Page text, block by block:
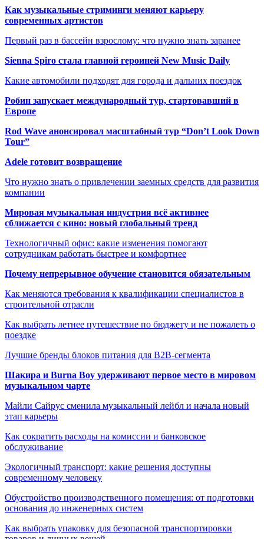
Как музыкальные стриминги меняют карьеру
современных артистов
Первый раз в бассейн взрослому: что нужно знать заранее
Sienna Spiro стала главной героиней New Music Daily
Какие автомобили подходят для города и дальних поездок
Робин запускает международный тур, стартовавший в
Европе
Rod Wave анонсировал масштабный тур “Don’t Look Down
Tour”
Adele готовит возвращение
Что нужно знать о привлечении заемных средств для развития
компании
Мировая музыкальная индустрия всё активнее
сближается с кино: новый глобальный тренд
Технологичный офис: какие изменения помогают
сотрудникам работать быстрее и комфортнее
Почему непрерывное обучение становится обязательным
Как меняются требования к квалификации специалистов в
строительной отрасли
Как выбрать летнее путешествие по бюджету и не пожалеть о
поездке
Лучшие бренды блоков питания для B2B-сегмента
Шакира и Burna Boy удерживают первое место в мировом
музыкальном чарте
Майли Сайрус сменила музыкальный лейбл и начала новый
этап карьеры
Как сократить расходы на комиссии и банковское
обслуживание
Экологичный транспорт: какие решения доступны
современному человеку
Обустройство производственного помещения: от подготовки
основания до инженерных систем
Как выбрать упаковку для безопасной транспортировки